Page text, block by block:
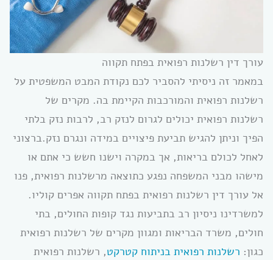
עורך דין רשלנות רפואית בפתח תקווה
במאמר זה ניסיתי להסביר לכם נקודת המבט המשפטית על
רשלנות רפואית והמורכבות הקיימת בה. מקרים של
רשלנות רפואית יכולים לגרום לנזק רב, לרבות נזק בלתי
הפיך וניתן להגיש תביעת פיצויים במידה ונגרם נזק.ברצוני
לאחל לכולם בריאות, אך במקרה וישנו חשש כי אתם או
מישהו מבני המשפחה נפגע כתוצאה מרשלנות רפואית, פנו
אל עורך דין רשלנות רפואית בפתח תקווה אפרים קוליו.
למשרדינו ניסיון רב בתביעות נגד קופות החולים, בתי
חולים, משרד הבריאות ומגוון מקרים של רשלנות רפואית
כגון: רשלנות רפואית בניתוח קטרקט, רשלנות רפואית